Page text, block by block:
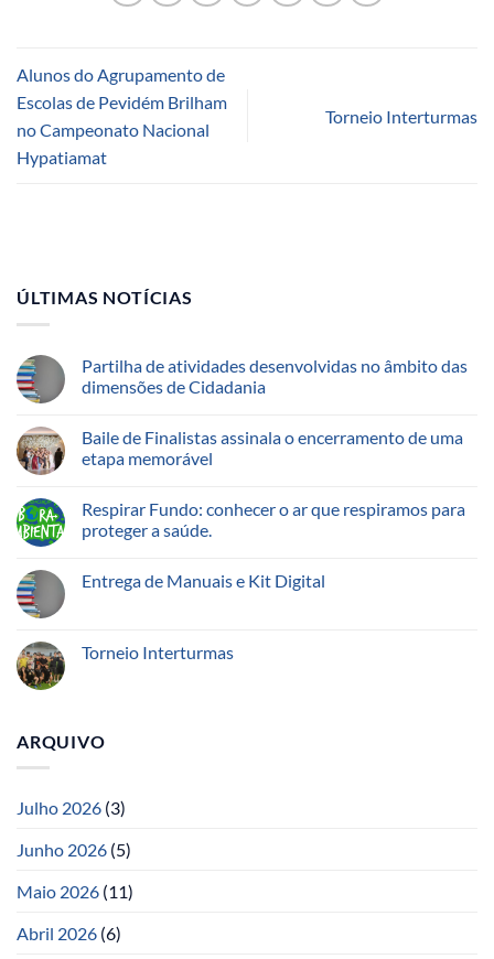
Alunos do Agrupamento de
Escolas de Pevidém Brilham
no Campeonato Nacional
Hypatiamat
Torneio Interturmas
ÚLTIMAS NOTÍCIAS
Partilha de atividades desenvolvidas no âmbito das
dimensões de Cidadania
Baile de Finalistas assinala o encerramento de uma
etapa memorável
Respirar Fundo: conhecer o ar que respiramos para
proteger a saúde.
Entrega de Manuais e Kit Digital
Torneio Interturmas
ARQUIVO
Julho 2026 (3)
Junho 2026 (5)
Maio 2026 (11)
Abril 2026 (6)